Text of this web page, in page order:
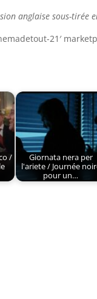
anglaise sous-tirée
21′
/
Giornata nera per
l'ariete / Journée
pour un…